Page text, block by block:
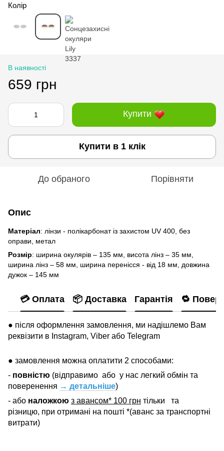
Колір
В наявності
659 грн
Купити
Купити в 1 клік
До обраного Порівняти
Опис
Матеріал: лінзи - полікарбонат із захистом UV 400, без
оправи, метал
Розмір: ширина окулярів – 135 мм, висота лінз – 35 мм,
ширина лінз – 58 мм, ширина перенісся - від 18 мм, довжина
дужок – 145 мм
💳 Оплата 📦 Доставка Гарантія 🔁
● після оформлення замовлення, ми надішлемо Вам
реквізити в Instagram, Viber або Telegram
● замовлення можна оплатити 2 способами:
- повністю (відправимо або у нас легкий обмін та
поверенення → детальніше)
- або наложкою з авансом* 100 грн тільки
та
різницю, при отримані на пошті *(аванс за транспортні
витрати)